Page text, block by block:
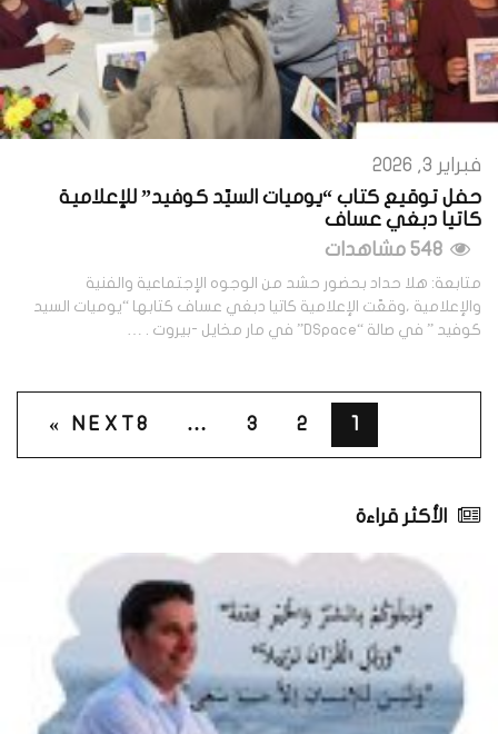
فبراير 3, 2026
حفل توقيع كتاب “يوميات السيّد كوفيد” للإعلامية
كاتيا دبغي عساف
متابعة: هلا حداد بحضور حشد من الوجوه الإجتماعية والفنية
والإعلامية ،وقعّت الإعلامية كاتيا دبغي عساف كتابها “يوميات السيد
كوفيد ” في صالة “DSpace” في مار مخايل -بيروت . …
1
2
3
…
8
NEXT »
الأكثر قراءة